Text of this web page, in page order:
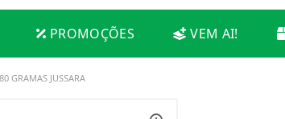
PROMOÇÕES VEM AI!
GRAMAS JUSSARA